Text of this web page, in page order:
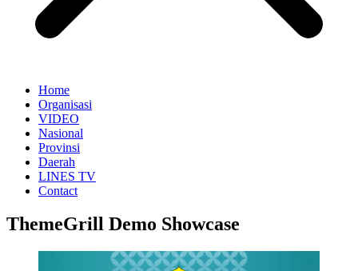
Home
Organisasi
VIDEO
Nasional
Provinsi
Daerah
LINES TV
Contact
ThemeGrill Demo Showcase